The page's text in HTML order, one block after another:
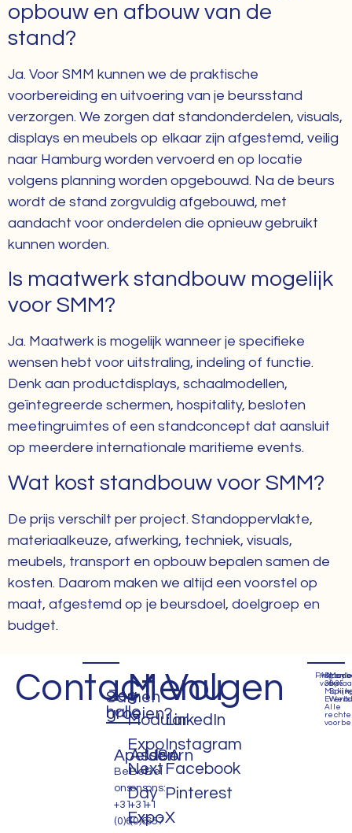
opbouw en afbouw van de
stand?
Ja. Voor SMM kunnen we de praktische
voorbereiding en uitvoering van je beursstand
verzorgen. We zorgen dat standonderdelen, visuals,
displays en meubels op elkaar zijn afgestemd, veilig
naar Hamburg worden vervoerd en op locatie
volgens planning worden opgebouwd. Na de beurs
wordt de stand zorgvuldig afgebouwd, met
aandacht voor onderdelen die opnieuw gebruikt
kunnen worden.
Is maatwerk standbouw mogelijk
voor SMM?
Ja. Maatwerk is mogelijk wanneer je specifieke
wensen hebt voor uitstraling, indeling of functie.
Denk aan productdisplays, schaalmodellen,
geïntegreerde schermen, hospitality, besloten
meetingruimtes of een standconcept dat aansluit
op meerdere internationale maritieme events.
Wat kost standbouw voor SMM?
De prijs verschilt per project. Standoppervlakte,
materiaalkeuze, afwerking, techniek, visuals,
meubels, transport en opbouw bepalen samen de
kosten. Daarom maken we altijd een voorstel op
maat, afgestemd op je beursdoel, doelgroep en
budget.
Contact
Samen
groeien?
Zeg
hallo
Apeldoorn
Bel
ons:
+31
(0)6
Assen
Bel
ons:
+31
(0)6
USA
Bel
ons:
+1
657
Menu
Modular
Expo
Next
Day
Expo
Volgen
LinkedIn
Instagram
Facebook
Pinterest
X
©
2035
Alle
Made
by